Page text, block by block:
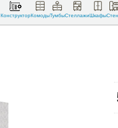
КонструкторКомодыТумбыСтеллажиШкафы